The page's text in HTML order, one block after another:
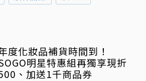
度化妝品補貨時間到！
明星特惠組再獨享現折
、加送1千商品券